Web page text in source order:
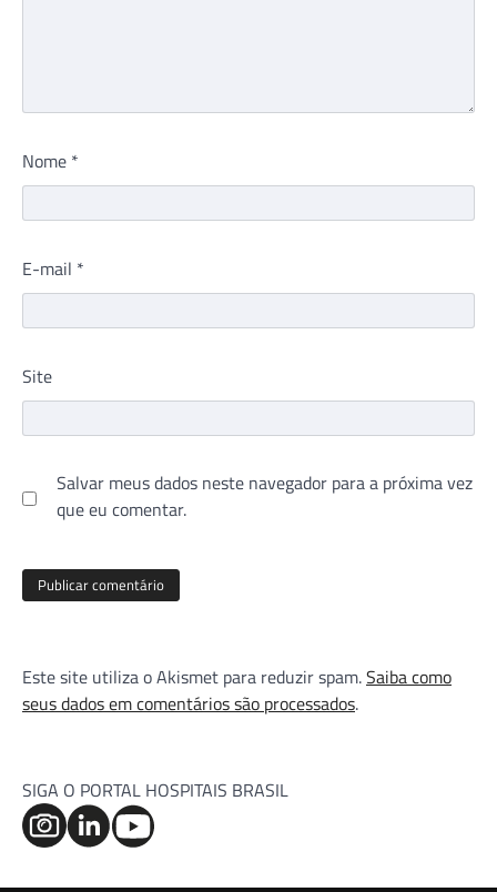
Nome *
E-mail *
Site
Salvar meus dados neste navegador para a próxima vez
que eu comentar.
Este site utiliza o Akismet para reduzir spam.Saiba como
seus dados em comentários são processados.
SIGA O PORTAL HOSPITAIS BRASIL